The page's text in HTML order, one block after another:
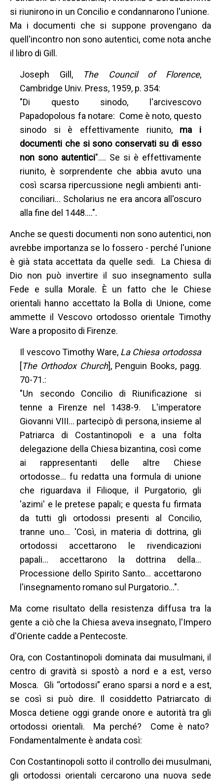
si riunirono in un Concilio e condannarono l'unione.
Ma i documenti che si suppone provengano da
quell'incontro non sono autentici, come nota anche
il libro di Gill.
Joseph Gill, The Council of Florence,
Cambridge Univ. Press, 1959, p. 354:
"Di questo sinodo, l'arcivescovo
Papadopolous fa notare: Come è noto, questo
sinodo si è effettivamente riunito, ma i
documenti che si sono conservati su di esso
non sono autentici".... Se si è effettivamente
riunito, è sorprendente che abbia avuto una
così scarsa ripercussione negli ambienti anti-
conciliari... Scholarius ne era ancora all'oscuro
alla fine del 1448....".
Anche se questi documenti non sono autentici, non
avrebbe importanza se lo fossero - perché l'unione
è già stata accettata da quelle sedi. La Chiesa di
Dio non può invertire il suo insegnamento sulla
Fede e sulla Morale. È un fatto che le Chiese
orientali hanno accettato la Bolla di Unione, come
ammette il Vescovo ortodosso orientale Timothy
Ware a proposito di Firenze.
Il vescovo Timothy Ware, La Chiesa ortodossa
[The Orthodox Church], Penguin Books, pagg.
70-71.:
"Un secondo Concilio di Riunificazione si
tenne a Firenze nel 1438-9. L'imperatore
Giovanni VIII... partecipò di persona, insieme al
Patriarca di Costantinopoli e a una folta
delegazione della Chiesa bizantina, così come
ai rappresentanti delle altre Chiese
ortodosse... fu redatta una formula di unione
che riguardava il Filioque, il Purgatorio, gli
'azimi' e le pretese papali; e questa fu firmata
da tutti gli ortodossi presenti al Concilio,
tranne uno... 'Così, in materia di dottrina, gli
ortodossi accettarono le rivendicazioni
papali... accettarono la dottrina della...
Processione dello Spirito Santo... accettarono
l'insegnamento romano sul Purgatorio...".
Ma come risultato della resistenza diffusa tra la
gente a ciò che la Chiesa aveva insegnato, l'Impero
d'Oriente cadde a Pentecoste.
Ora, con Costantinopoli dominata dai musulmani, il
centro di gravità si spostò a nord e a est, verso
Mosca. Gli “ortodossi” erano sparsi a nord e a est,
se così si può dire. Il cosiddetto Patriarcato di
Mosca detiene oggi grande onore e autorità tra gli
ortodossi orientali. Ma perché? Come è nato?
Fondamentalmente è andata così:
Con Costantinopoli sotto il controllo dei musulmani,
gli ortodossi orientali cercarono una nuova sede